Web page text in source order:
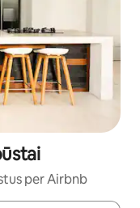
per Airbnb